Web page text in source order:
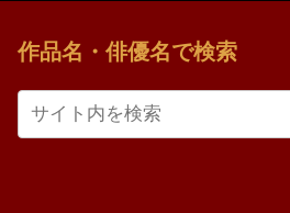
作品名・俳優名で検索